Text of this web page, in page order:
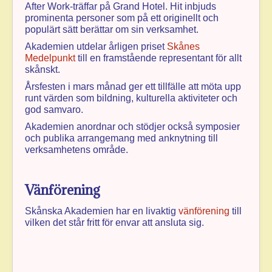
After Work-träffar på Grand Hotel. Hit inbjuds
prominenta personer som på ett originellt och
populärt sätt berättar om sin verksamhet.
Akademien utdelar årligen priset Skånes
Medelpunkttill en framstående representant för allt
skånskt.
Årsfesten i mars månad ger ett tillfälle att möta upp
runt värden som bildning, kulturella aktiviteter och
god samvaro.
Akademien anordnar och stödjer också symposier
och publika arrangemang med anknytning till
verksamhetens område.
Vänförening
Skånska Akademien har en livaktig vänförening till
vilken det står fritt för envar att ansluta sig.